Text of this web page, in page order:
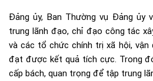
Đảng ủy, Ban Thường vụ Đảng ủy
trung lãnh đạo, chỉ đạo công tác
và các tổ chức chính trị xã hội, vận
đạt được kết quả tích cực. Trong
cấp bách, quan trọng để tập trung